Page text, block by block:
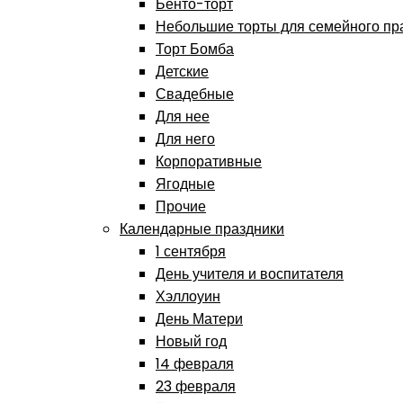
Бенто-торт
Небольшие торты для семейного
Торт Бомба
Детские
Свадебные
Для нее
Для него
Корпоративные
Ягодные
Прочие
Календарные праздники
1 сентября
День учителя и воспитателя
Хэллоуин
День Матери
Новый год
14 февраля
23 февраля